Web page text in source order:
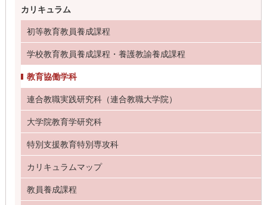
カリキュラム
初等教育教員養成課程
学校教育教員養成課程・養護教諭養成課程
教育協働学科
連合教職実践研究科（連合教職大学院）
大学院教育学研究科
特別支援教育特別専攻科
カリキュラムマップ
教員養成課程